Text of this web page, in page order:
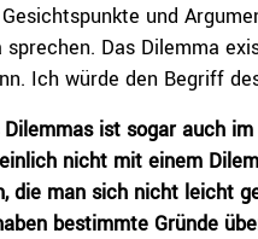
und
sprechen. Das Dilemma
Ich würde den Begriff
ist sogar auch
nicht mit einem
die man sich nicht leicht
bestimmte Gründe